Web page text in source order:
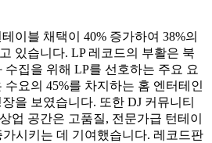
이블 채택이 40% 증가하여 38%의
있습니다. LP 레코드의 부활은 북
집을 위해 LP를 선호하는 주요 요
요의 45%를 차지하는 홈 엔터테인
을 보였습니다. 또한 DJ 커뮤니티
업 공간은 고품질, 전문가급 턴테이
시키는 데 기여했습니다. 레코드판